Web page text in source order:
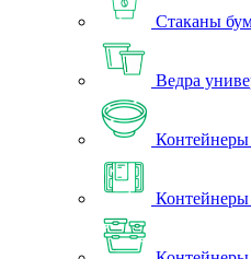
Стаканы
Ведра